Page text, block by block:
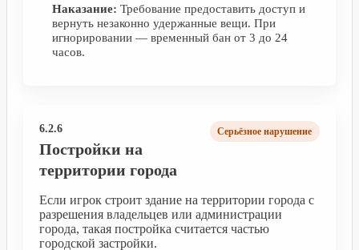
Наказание: Требование предоставить доступ и
вернуть незаконно удержанные вещи. При
игнорировании — временный бан от 3 до 24
часов.
6.2.6
Постройки на
территории города
Серьёзное нарушение
Если игрок строит здание на территории города с
разрешения владельцев или администрации
города, такая постройка считается частью
городской застройки.